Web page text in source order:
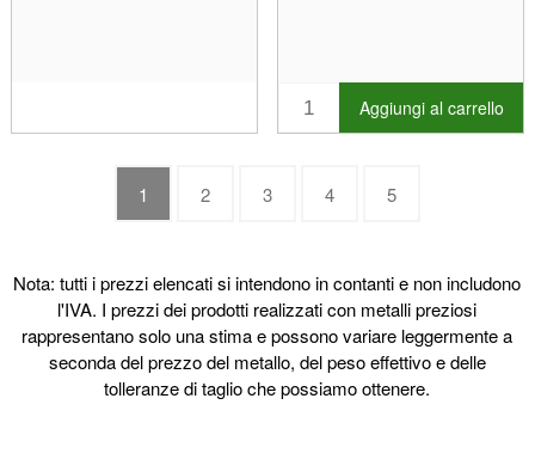
Aggiungi al carrello
1 2 3 4 5
Nota: tutti i prezzi elencati si intendono in contanti e non includono
l'IVA. I prezzi dei prodotti realizzati con metalli preziosi
rappresentano solo una stima e possono variare leggermente a
seconda del prezzo del metallo, del peso effettivo e delle
tolleranze di taglio che possiamo ottenere.